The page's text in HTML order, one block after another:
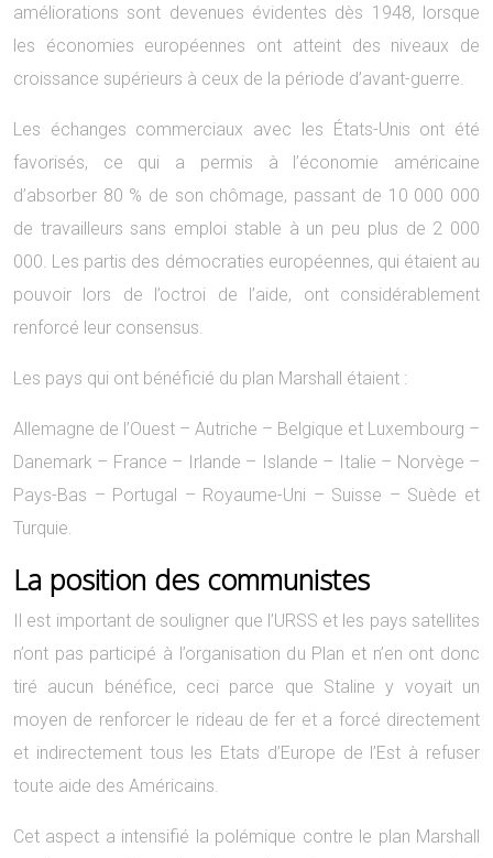
améliorations sont devenues évidentes dès 1948, lorsque
les économies européennes ont atteint des niveaux de
croissance supérieurs à ceux de la période d’avant-guerre.
Les échanges commerciaux avec les États-Unis ont été
favorisés, ce qui a permis à l’économie américaine
d’absorber 80 % de son chômage, passant de 10 000 000
de travailleurs sans emploi stable à un peu plus de 2 000
000. Les partis des démocraties européennes, qui étaient au
pouvoir lors de l’octroi de l’aide, ont considérablement
renforcé leur consensus.
Les pays qui ont bénéficié du plan Marshall étaient :
Allemagne de l’Ouest – Autriche – Belgique et Luxembourg –
Danemark – France – Irlande – Islande – Italie – Norvège –
Pays-Bas – Portugal – Royaume-Uni – Suisse – Suède et
Turquie.
La position des communistes
Il est important de souligner que l’URSS et les pays satellites
n’ont pas participé à l’organisation du Plan et n’en ont donc
tiré aucun bénéfice, ceci parce que Staline y voyait un
moyen de renforcer le rideau de fer et a forcé directement
et indirectement tous les Etats d’Europe de l’Est à refuser
toute aide des Américains.
Cet aspect a intensifié la polémique contre le plan Marshall